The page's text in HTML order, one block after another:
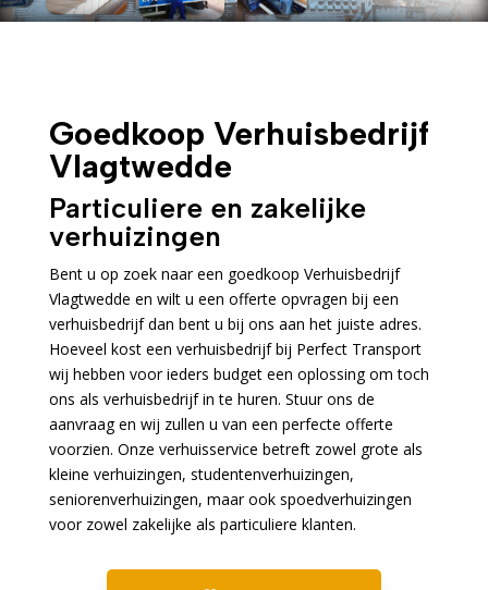
Goedkoop Verhuisbedrijf
Vlagtwedde
Particuliere en zakelijke
verhuizingen
Bent u op zoek naar een goedkoop Verhuisbedrijf
Vlagtwedde en wilt u een offerte opvragen bij een
verhuisbedrijf dan bent u bij ons aan het juiste adres.
Hoeveel kost een verhuisbedrijf bij Perfect Transport
wij hebben voor ieders budget een oplossing om toch
ons als verhuisbedrijf in te huren. Stuur ons de
aanvraag en wij zullen u van een perfecte offerte
voorzien. Onze verhuisservice betreft zowel grote als
kleine verhuizingen, studentenverhuizingen,
seniorenverhuizingen, maar ook spoedverhuizingen
voor zowel zakelijke als particuliere klanten.